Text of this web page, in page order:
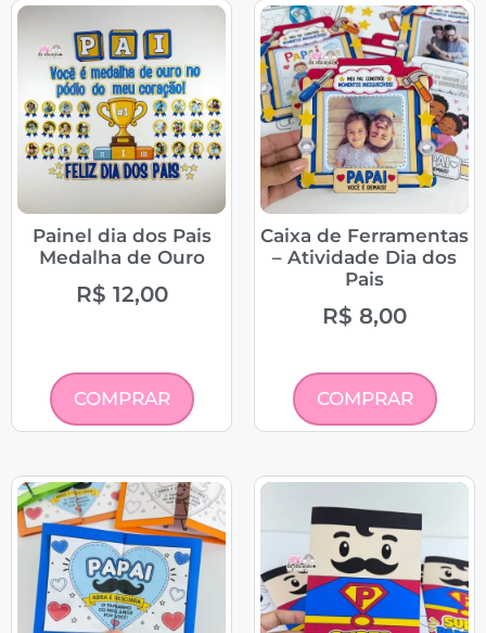
Painel dia dos Pais
Medalha de Ouro
R$ 12,00
COMPRAR
Caixa de Ferramentas
– Atividade Dia dos
Pais
R$ 8,00
COMPRAR